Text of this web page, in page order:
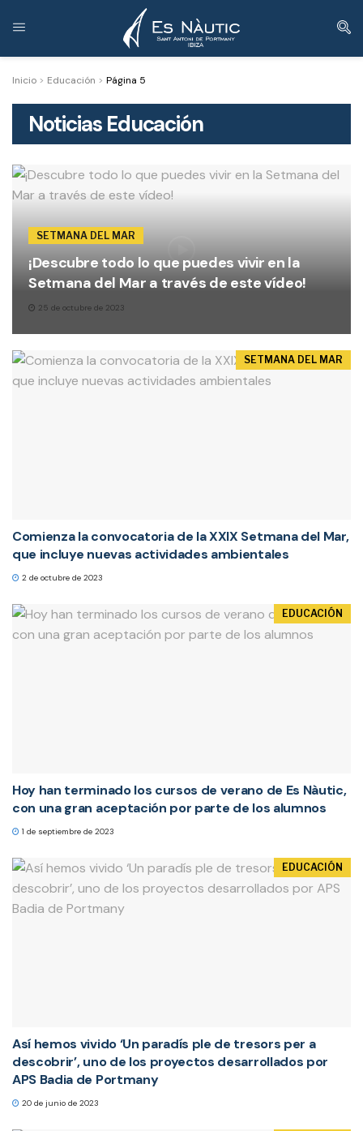
Inicio > Educación > Página 5
Noticias Educación
SETMANA DEL MAR
¡Descubre todo lo que puedes vivir en la
Setmana del Mar a través de este vídeo!
25 de octubre de 2023
SETMANA DEL MAR
Comienza la convocatoria de la XXIX Setmana del Mar,
que incluye nuevas actividades ambientales
2 de octubre de 2023
EDUCACIÓN
Hoy han terminado los cursos de verano de Es Nàutic,
con una gran aceptación por parte de los alumnos
1 de septiembre de 2023
EDUCACIÓN
Así hemos vivido ‘Un paradís ple de tresors per a
descobrir’, uno de los proyectos desarrollados por
APS Badia de Portmany
20 de junio de 2023